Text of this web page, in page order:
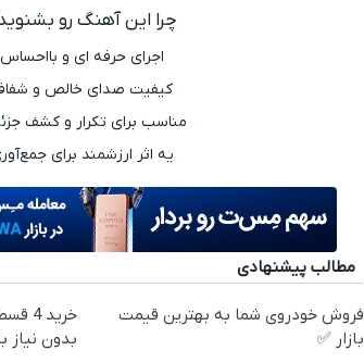
چرا این آهنگ رو
اجرای حرفه ‌ای و بااحساس
کیفیت صدای خالص و
مناسب برای تکرار و کشف
یه اثر ارزشمند برای
مطالب پیشنهادی
فروش خودروی شما به بهترین قیمت
بازار ✅
بدون نیاز